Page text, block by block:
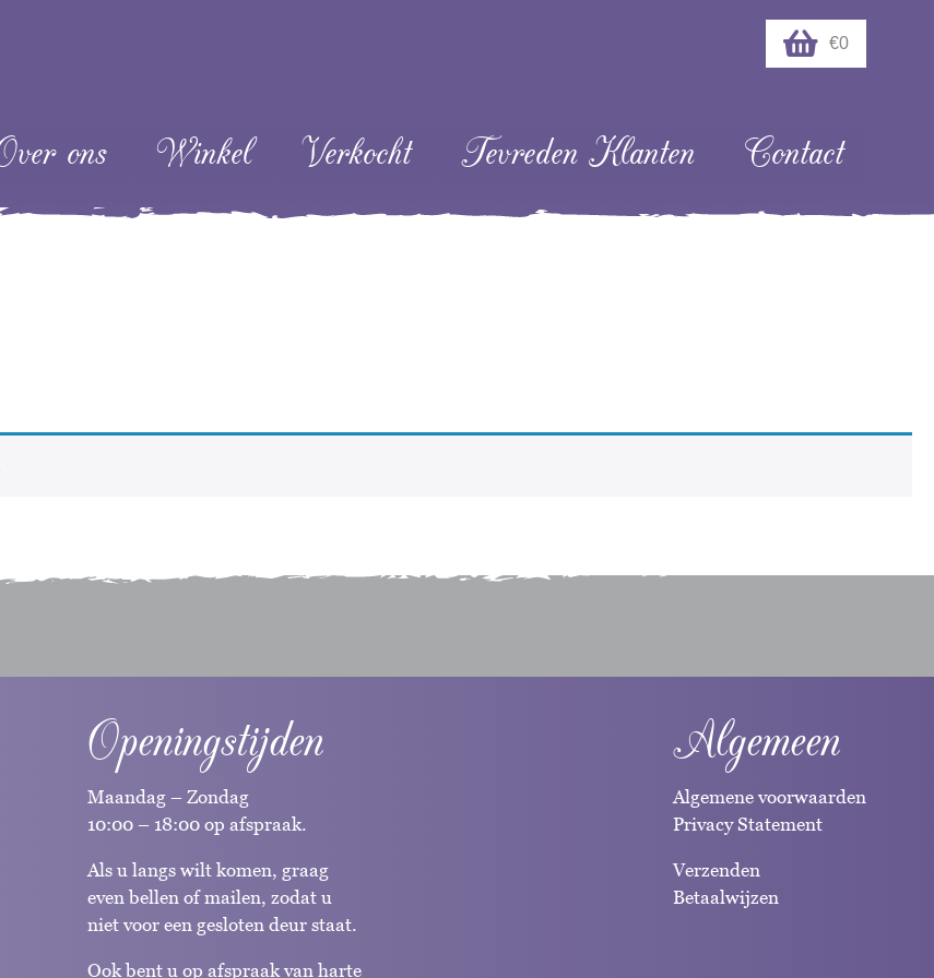
€0
ons Winkel Verkocht Tevreden Klanten Contact
Openingstijden
Maandag – Zondag
10:00 – 18:00 op afspraak.
Als u langs wilt komen, graag
even bellen of mailen, zodat u
niet voor een gesloten deur staat.
Ook bent u op afspraak van harte
Algemeen
Algemene voorwaarden
Privacy Statement
Verzenden
Betaalwijzen